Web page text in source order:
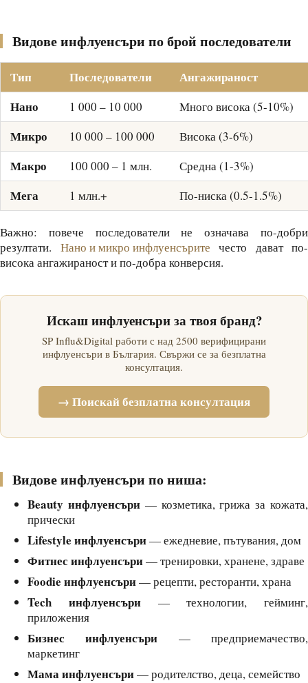
Видове инфлуенсъри по брой последователи
Тип Последователи
Ангажираност
Нано
1 000 – 10 000 Много висока (5-10%)
Микро 10 000 – 100 000 Висока (3-6%)
Макро 100 000 – 1 млн. Средна (1-3%)
Мега 1 млн.+ По-ниска (0.5-1.5%)
Важно: повече последователи не означава по-добри
резултати. Нано и микро инфлуенсърите често дават по-
висока ангажираност и по-добра конверсия.
Искаш инфлуенсъри за твоя бранд?
SP Influ&Digital работи с над 2500 верифицирани
инфлуенсъри в България. Свържи се за безплатна
консултация.
→ Поискай безплатна консултация
Видове инфлуенсъри по ниша:
Beauty инфлуенсъри— козметика, грижа за кожата,
прически
Lifestyle инфлуенсъри— ежедневие, пътувания, дом
Фитнес инфлуенсъри— тренировки, хранене, здраве
Foodie инфлуенсъри— рецепти, ресторанти, храна
Tech инфлуенсъри— технологии, гейминг,
приложения
Бизнес инфлуенсъри — предприемачество,
маркетинг
Мама инфлуенсъри— родителство, деца, семейство